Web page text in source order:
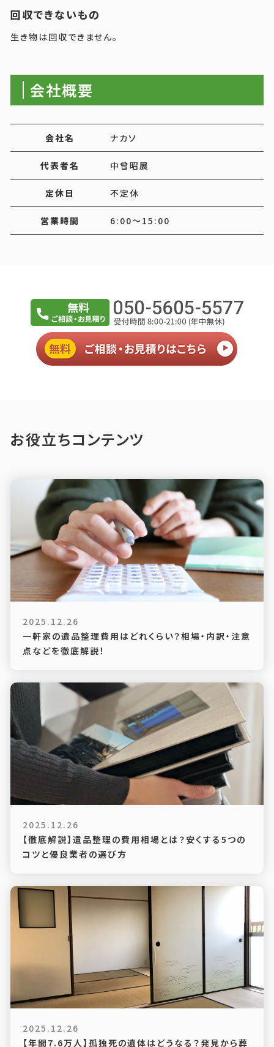
回収できないもの
生き物は回収できません。
会社概要
会社名 ナカソ
代表者名 中曾昭展
定休日 不定休
営業時間 6:00～15:00
お役立ちコンテンツ
2025.12.26
一軒家の遺品整理費用はどれくらい？相場・内訳・注意
点などを徹底解説！
2025.12.26
【徹底解説】遺品整理の費用相場とは？安くする5つの
コツと優良業者の選び方
2025.12.26
【年間7.6万人】孤独死の遺体はどうなる？発見から葬